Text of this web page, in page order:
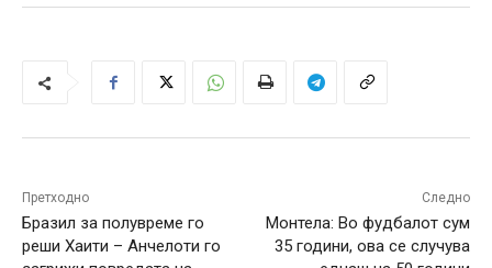
Претходно
Бразил за полувреме го
реши Хаити – Анчелоти го
Следно
Монтела: Во фудбалот сум
35 години, ова се случува